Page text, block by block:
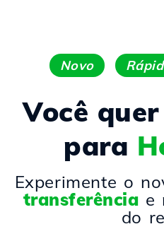
Novo
Você
para
Experimente o
transferência e
do